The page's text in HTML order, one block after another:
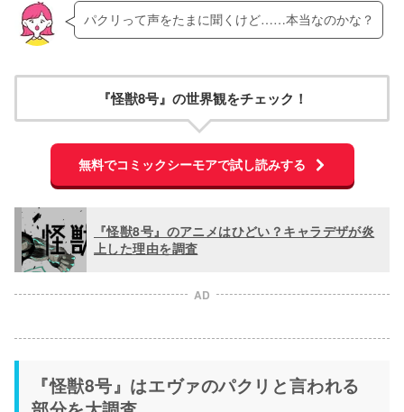
パクリって声をたまに聞くけど……本当なのかな？
『怪獣8号』の世界観をチェック！
無料でコミックシーモアで試し読みする
『怪獣8号』のアニメはひどい？キャラデザが炎
上した理由を調査
AD
『怪獣8号』はエヴァのパクリと言われる